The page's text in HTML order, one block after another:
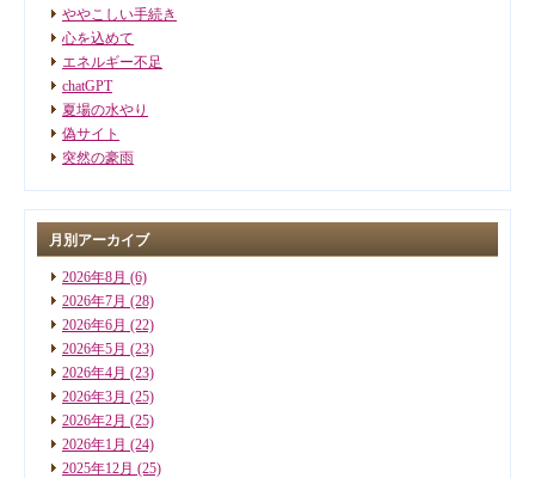
ややこしい手続き
心を込めて
エネルギー不足
chatGPT
夏場の水やり
偽サイト
突然の豪雨
月別アーカイブ
2026年8月 (6)
2026年7月 (28)
2026年6月 (22)
2026年5月 (23)
2026年4月 (23)
2026年3月 (25)
2026年2月 (25)
2026年1月 (24)
2025年12月 (25)